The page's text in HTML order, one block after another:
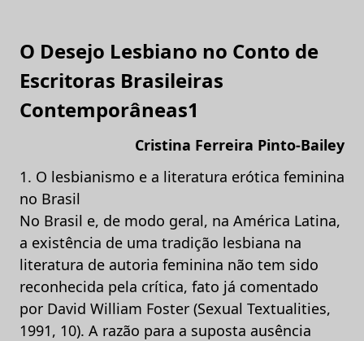
O Desejo Lesbiano no Conto de
Escritoras Brasileiras
Contemporâneas1
Cristina Ferreira Pinto-Bailey
1. O lesbianismo e a literatura erótica feminina
no Brasil
No Brasil e, de modo geral, na América Latina,
a existência de uma tradição lesbiana na
literatura de autoria feminina não tem sido
reconhecida pela crítica, fato já comentado
por David William Foster (Sexual Textualities,
1991, 10). A razão para a suposta ausência